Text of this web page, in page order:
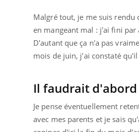
Malgré tout, je me suis
en mangeant mal : j'ai fini
D'autant que ça n'a pas
mois de juin, j'ai constaté
Il faudrait
Je pense éventuellement
avec mes parents et je sais
Carence en fer : comprendre pour
Youtube
même alopécie… Les symptômes de la